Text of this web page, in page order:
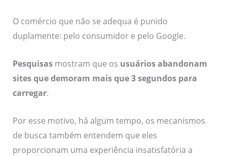
O comércio que não se adequa é punido
duplamente: pelo consumidor e pelo Google.
Pesquisasmostram que os usuários abandonam
sites que demoram mais que 3 segundos para
carregar.
Por esse motivo, há algum tempo, os mecanismos
de busca também entendem que eles
proporcionam uma experiência insatisfatória a